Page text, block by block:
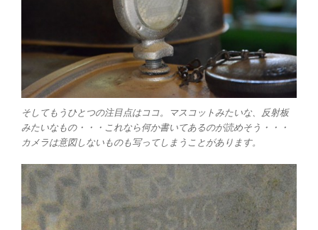
そしてもうひとつの注目点はココ。マスコットみたいな、反射板
みたいなもの・・・これなら何か書いてあるのが読めそう・・・
カメラは意図しないものも写ってしまうことがあります。